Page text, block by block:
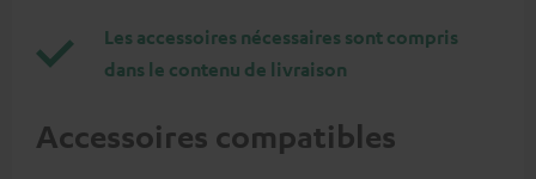
Les accessoires nécessaires sont compris
dans le contenu de livraison
Accessoires compatibles